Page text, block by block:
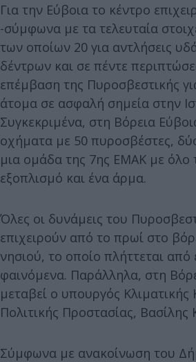
Για την Εύβοια το κέντρο
-σύμφωνα με τα τελευταία
των οποίων 20 για αντλήσεις
δέντρων και σε πέντε
επέμβαση της Πυροσβεστικής
άτομα σε ασφαλή σημεία στην
Συγκεκριμένα, στη Βόρεια
οχήματα με 50 πυροσβέστες,
μια ομάδα της 7ης ΕΜΑΚ με όλο
εξοπλισμό και ένα άρμα.
Όλες οι δυνάμεις του
επιχειρούν από το πρωί στο
νησιού, το οποίο πλήττεται από
φαινόμενα. Παράλληλα, στη
μεταβεί ο υπουργός Κλιματικής
Πολιτικής Προστασίας, Βασίλης
Σύμφωνα με ανακοίνωση του